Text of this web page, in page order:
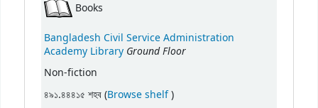
Books
Bangladesh Civil Service Administration
Academy Library Ground Floor
Non-fiction
৪৯১.৪৪৪১৫ শহব (Browse shelf(Opens below)
)